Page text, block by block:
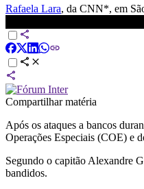
Rafaela Lara, da CNN*, em
Compartilhar matéria
Após os ataques a bancos
Operações Especiais (COE) e
Segundo o capitão Alexandre
bandidos.